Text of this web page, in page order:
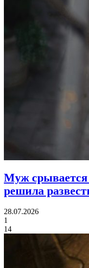
Муж
решила
28.07.2026
1
14